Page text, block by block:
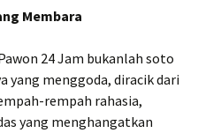
Membara
24 Jam bukanlah soto
yang menggoda, diracik dari
rempah rahasia,
yang menghangatkan